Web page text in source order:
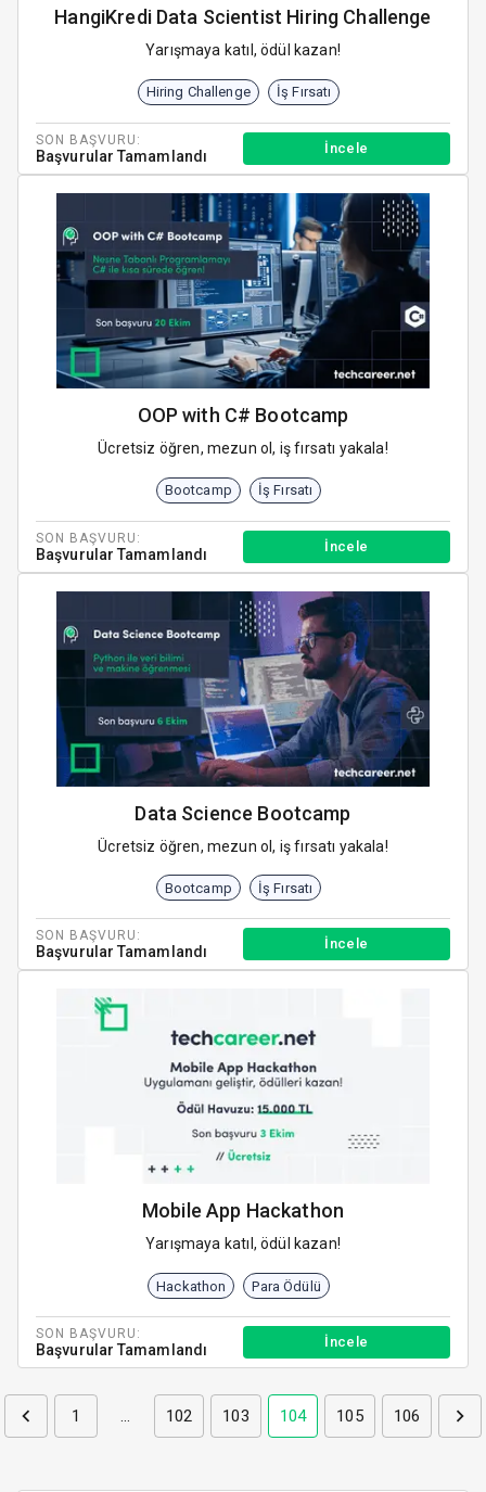
HangiKredi Data Scientist Hiring Challenge
Yarışmaya katıl, ödül kazan!
Hiring Challenge İş Fırsatı
SON BAŞVURU:
Başvurular Tamamlandı İncele
OOP with C# Bootcamp
Ücretsiz öğren, mezun ol, iş fırsatı yakala!
Bootcamp İş Fırsatı
SON BAŞVURU:
Başvurular Tamamlandı İncele
Data Science Bootcamp
Ücretsiz öğren, mezun ol, iş fırsatı yakala!
Bootcamp İş Fırsatı
SON BAŞVURU:
Başvurular Tamamlandı İncele
Mobile App Hackathon
Yarışmaya katıl, ödül kazan!
Hackathon Para Ödülü
SON BAŞVURU:
Başvurular Tamamlandı İncele
1 … 102 103 104 105 106